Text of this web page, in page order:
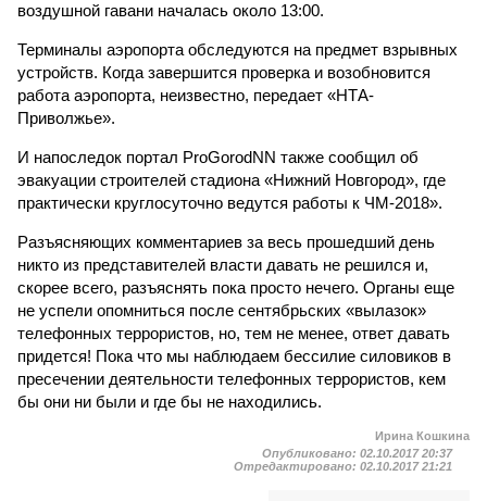
воздушной гавани началась около 13:00.
Терминалы аэропорта обследуются на предмет взрывных
устройств. Когда завершится проверка и возобновится
работа аэропорта, неизвестно, передает «НТА-
Приволжье».
И напоследок портал ProGorodNN также сообщил об
эвакуации строителей стадиона «Нижний Новгород», где
практически круглосуточно ведутся работы к ЧМ-2018».
Разъясняющих комментариев за весь прошедший день
никто из представителей власти давать не решился и,
скорее всего, разъяснять пока просто нечего. Органы еще
не успели опомниться после сентябрьских «вылазок»
телефонных террористов, но, тем не менее, ответ давать
придется! Пока что мы наблюдаем бессилие силовиков в
пресечении деятельности телефонных террористов, кем
бы они ни были и где бы не находились.
Ирина Кошкина
Опубликовано: 02.10.2017 20:37
Отредактировано: 02.10.2017 21:21